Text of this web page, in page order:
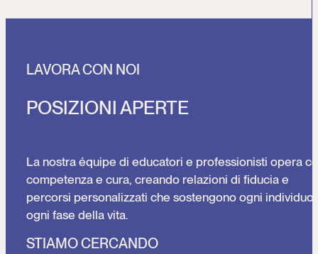
LAVORA CON NOI
POSIZIONI APERTE
La nostra équipe di educatori e professionisti opera
competenza e cura, creando relazioni di fiducia e
percorsi personalizzati che sostengono ogni individuo
ogni fase della vita.
STIAMO CERCANDO